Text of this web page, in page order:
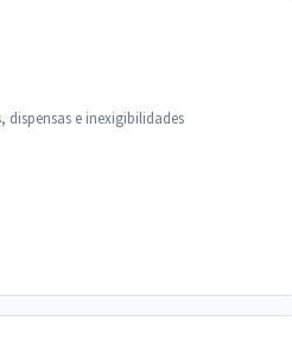
e inexigibilidades